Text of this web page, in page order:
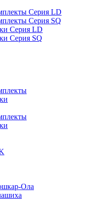
Серия LD
Серия SQ
Серия LD
Серия SQ
Ола